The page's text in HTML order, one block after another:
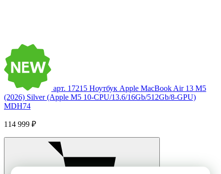
арт. 17215 Ноутбук Apple MacBook Air 13 M5
(2026) Silver (Apple M5 10-CPU/13.6/16Gb/512Gb/8-GPU)
MDH74
114 999 ₽